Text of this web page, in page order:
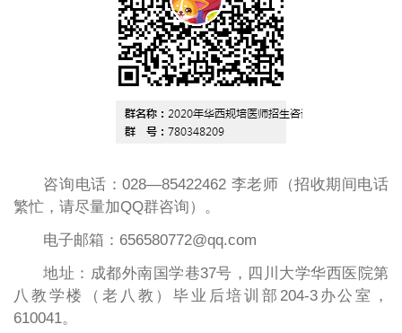
咨询电话：028—85422462 李老师（招收期间电话
繁忙，请尽量加QQ群咨询）。
电子邮箱：656580772@qq.com
地址：成都外南国学巷37号，四川大学华西医院第
八教学楼（老八教）毕业后培训部204-3办公室，
610041。